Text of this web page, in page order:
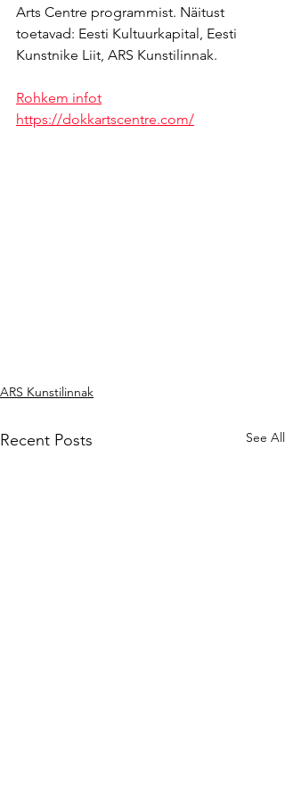
Arts Centre programmist. Näitust
toetavad: Eesti Kultuurkapital, Eesti
Kunstnike Liit, ARS Kunstilinnak.
Rohkem infot
https://dokkartscentre.com/
ARS Kunstilinnak
Recent Posts See All